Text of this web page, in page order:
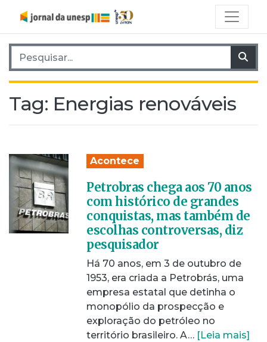
Pesquisar por:
Tag: Energias renováveis
Acontece
Petrobras chega aos 70 anos
com histórico de grandes
conquistas, mas também de
escolhas controversas, diz
pesquisador
Há 70 anos, em 3 de outubro de
1953, era criada a Petrobrás, uma
empresa estatal que detinha o
monopólio da prospecção e
exploração do petróleo no
território brasileiro. A… [Leia mais]